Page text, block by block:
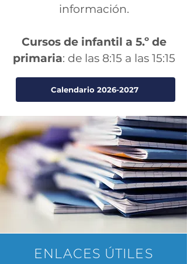
información.
Cursos de infantil a 5.º de
primaria: de las 8:15 a las 15:15
Calendario 2026-2027
ENLACES ÚTILES